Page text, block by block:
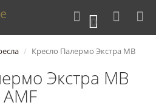
0
Кресло Палермо Экстра МВ
Экстра МВ
AMF